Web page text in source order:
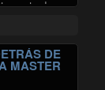
de
de Chile
de
en en …
DMUS EN SALA
DE
MASTER